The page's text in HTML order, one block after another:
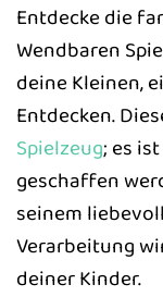
Entdecke die
Wendbaren
deine Kleinen,
Entdecken.
Spielzeug; es
geschaffen
seinem
Verarbeitung
deiner Kinder.